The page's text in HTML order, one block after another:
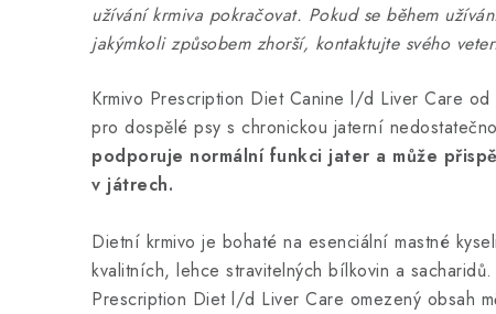
užívání krmiva pokračovat. Pokud se během
jakýmkoli způsobem zhorší, kontaktujte svého
Krmivo Prescription Diet Canine l/d Liver Care
pro dospělé psy s chronickou jaterní
podporuje normální funkci jater a může
v játrech.
Dietní krmivo je bohaté na esenciální mastné
kvalitních, lehce stravitelných bílkovin a
Prescription Diet l/d Liver Care omezený obsah